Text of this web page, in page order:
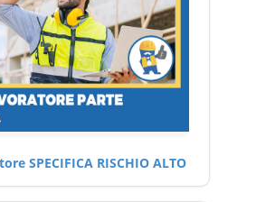
SPECIFICA RISCHIO ALTO